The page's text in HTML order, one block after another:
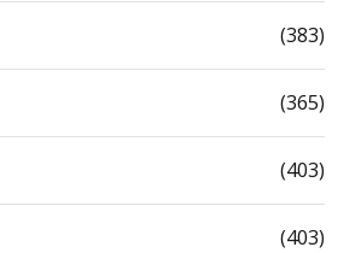
(383)
(365)
(403)
(403)